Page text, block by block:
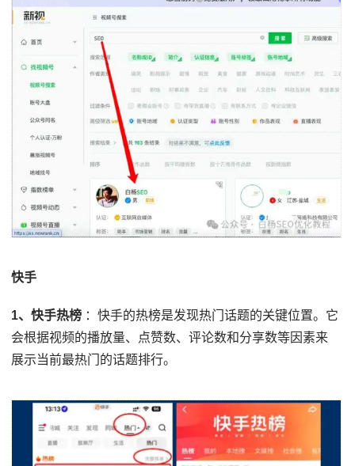
快手
1、快手热榜 ：快手的热榜是发现热门话题的关键位置。它
会根据视频的播放量、点赞数、评论数和分享数等因素来
展示当前最热门的话题排行。